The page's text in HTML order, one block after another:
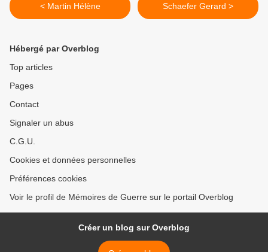
< Martin Hélène Schaefer Gerard >
Hébergé par Overblog
Top articles
Pages
Contact
Signaler un abus
C.G.U.
Cookies et données personnelles
Préférences cookies
Voir le profil de Mémoires de Guerre sur le portail Overblog
Créer un blog sur Overblog